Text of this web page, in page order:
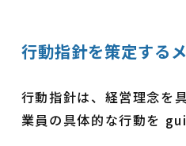
行動指針を策定する
行動指針は、経営理念を
業員の具体的な行動を